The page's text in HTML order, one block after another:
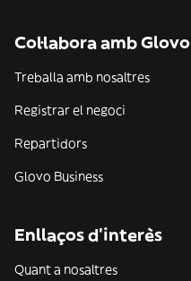
Col·labora amb Glovo
Treballa amb nosaltres
Registrar el negoci
Repartidors
Glovo Business
Enllaços d'interès
Quant a nosaltres